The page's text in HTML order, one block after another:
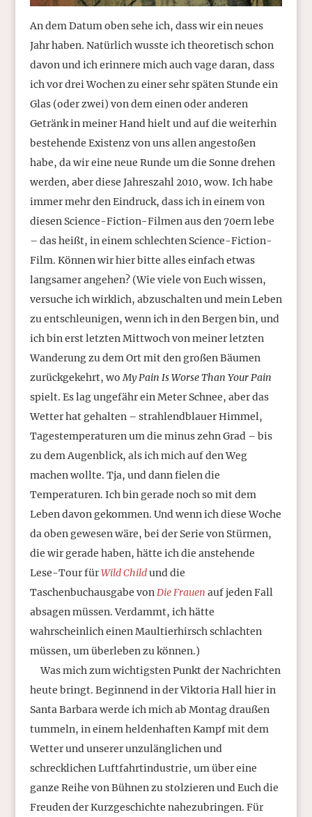
An dem Datum oben sehe ich, dass wir ein neues
Jahr haben. Natürlich wusste ich theoretisch schon
davon und ich erinnere mich auch vage daran, dass
ich vor drei Wochen zu einer sehr späten Stunde ein
Glas (oder zwei) von dem einen oder anderen
Getränk in meiner Hand hielt und auf die weiterhin
bestehende Existenz von uns allen angestoßen
habe, da wir eine neue Runde um die Sonne drehen
werden, aber diese Jahreszahl 2010, wow. Ich habe
immer mehr den Eindruck, dass ich in einem von
diesen Science-Fiction-Filmen aus den 70ern lebe
– das heißt, in einem schlechten Science-Fiction-
Film. Können wir hier bitte alles einfach etwas
langsamer angehen? (Wie viele von Euch wissen,
versuche ich wirklich, abzuschalten und mein Leben
zu entschleunigen, wenn ich in den Bergen bin, und
ich bin erst letzten Mittwoch von meiner letzten
Wanderung zu dem Ort mit den großen Bäumen
zurückgekehrt, wo My Pain Is Worse Than Your Pain
spielt. Es lag ungefähr ein Meter Schnee, aber das
Wetter hat gehalten – strahlendblauer Himmel,
Tagestemperaturen um die minus zehn Grad – bis
zu dem Augenblick, als ich mich auf den Weg
machen wollte. Tja, und dann fielen die
Temperaturen. Ich bin gerade noch so mit dem
Leben davon gekommen. Und wenn ich diese Woche
da oben gewesen wäre, bei der Serie von Stürmen,
die wir gerade haben, hätte ich die anstehende
Lese-Tour fürWild Childund die
Taschenbuchausgabe von Die Frauen auf jeden Fall
absagen müssen. Verdammt, ich hätte
wahrscheinlich einen Maultierhirsch schlachten
müssen, um überleben zu können.)
Was mich zum wichtigsten Punkt der Nachrichten
heute bringt. Beginnend in der Viktoria Hall hier in
Santa Barbara werde ich mich ab Montag draußen
tummeln, in einem heldenhaften Kampf mit dem
Wetter und unserer unzulänglichen und
schrecklichen Luftfahrtindustrie, um über eine
ganze Reihe von Bühnen zu stolzieren und Euch die
Freuden der Kurzgeschichte nahezubringen. Für